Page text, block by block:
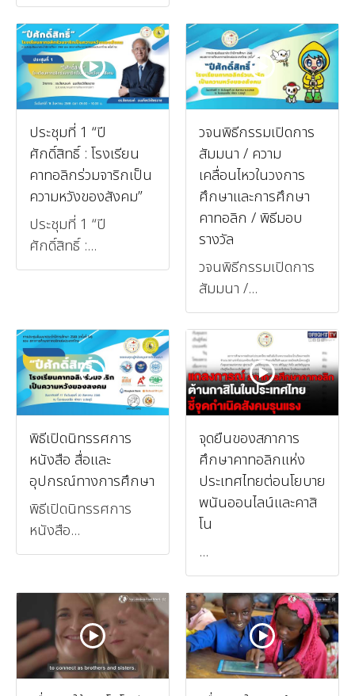
ประชุมที่ 1 “ปี
ศักดิ์สิทธิ์ : โรงเรียน
คาทอลิกร่วมจาริกเป็น
ความหวังของสังคม”
ประชุมที่ 1 “ปี
ศักดิ์สิทธิ์ :...
วจนพิธีกรรมเปิดการ
สัมมนา / ความ
เคลื่อนไหวในวงการ
ศึกษาและการศึกษา
คาทอลิก / พิธีมอบ
รางวัล
วจนพิธีกรรมเปิดการ
สัมมนา /...
พิธีเปิดนิทรรศการ
หนังสือ สื่อและ
อุปกรณ์ทางการศึกษา
พิธีเปิดนิทรรศการ
หนังสือ...
จุดยืนของสภาการ
ศึกษาคาทอลิกแห่ง
ประเทศไทยต่อนโยบาย
พนันออนไลน์และคาสิ
โน
...